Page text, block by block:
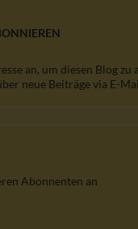
an, um diesen Blog zu
neue Beiträge via E-
Abonnenten an